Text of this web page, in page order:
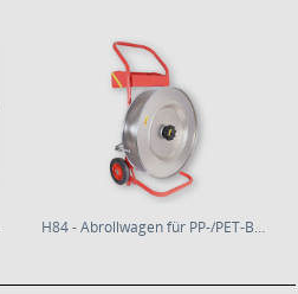
H84 - Abrollwagen für PP-/PET-Band und...